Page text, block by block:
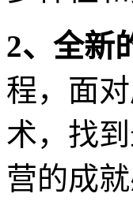
2、全新
程，面
术，找
营的成就